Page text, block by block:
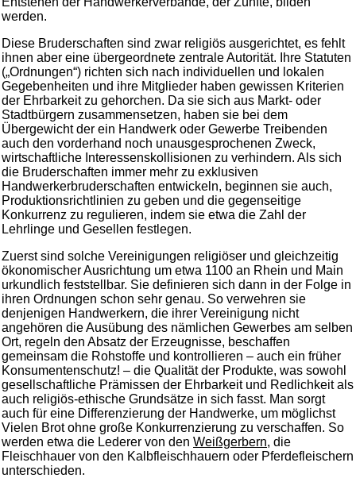
werden.
Diese Bruderschaften sind zwar religiös ausgerichtet, es fehlt
ihnen aber eine übergeordnete zentrale Autorität. Ihre Statuten
(„Ordnungen“) richten sich nach individuellen und lokalen
Gegebenheiten und ihre Mitglieder haben gewissen Kriterien
der Ehrbarkeit zu gehorchen. Da sie sich aus Markt- oder
Stadtbürgern zusammensetzen, haben sie bei dem
Übergewicht der ein Handwerk oder Gewerbe Treibenden
auch den vorderhand noch unausgesprochenen Zweck,
wirtschaftliche Interessenskollisionen zu verhindern. Als sich
die Bruderschaften immer mehr zu exklusiven
Handwerkerbruderschaften entwickeln, beginnen sie auch,
Produktionsrichtlinien zu geben und die gegenseitige
Konkurrenz zu regulieren, indem sie etwa die Zahl der
Lehrlinge und Gesellen festlegen.
Zuerst sind solche Vereinigungen religiöser und gleichzeitig
ökonomischer Ausrichtung um etwa 1100 an Rhein und Main
urkundlich feststellbar. Sie definieren sich dann in der Folge in
ihren Ordnungen schon sehr genau. So verwehren sie
denjenigen Handwerkern, die ihrer Vereinigung nicht
angehören die Ausübung des nämlichen Gewerbes am selben
Ort, regeln den Absatz der Erzeugnisse, beschaffen
gemeinsam die Rohstoffe und kontrollieren – auch ein früher
Konsumentenschutz! – die Qualität der Produkte, was sowohl
gesellschaftliche Prämissen der Ehrbarkeit und Redlichkeit als
auch religiös-ethische Grundsätze in sich fasst. Man sorgt
auch für eine Differenzierung der Handwerke, um möglichst
Vielen Brot ohne große Konkurrenzierung zu verschaffen. So
werden etwa die Lederer von den Weißgerbern, die
Fleischhauer von den Kalbfleischhauern oder Pferdefleischern
unterschieden.